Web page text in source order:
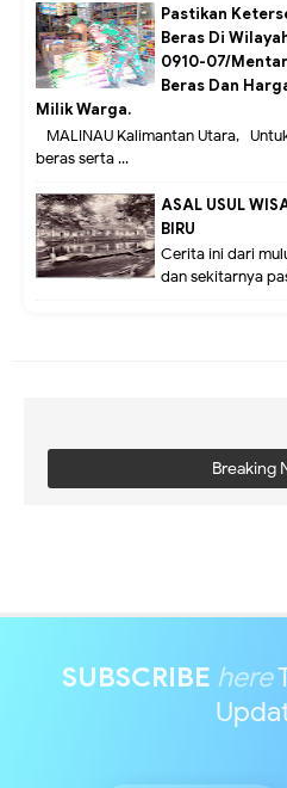
Pastikan
Beras Di
0910-07/
Beras Dan
Milik Warga.
MALINAU Kalimantan Utara,-
beras serta ...
ASAL USUL
BIRU
Cerita ini dari
dan sekitarnya
Breaking
SUBSCRIBE here